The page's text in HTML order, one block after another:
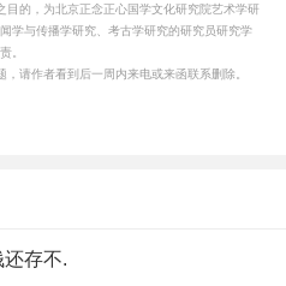
的，为北京正念正心国学文化研究院艺术学研
学与传播学研究、考古学研究的研究员研究学
。
请作者看到后一周内来电或来函联系删除。
还存不.